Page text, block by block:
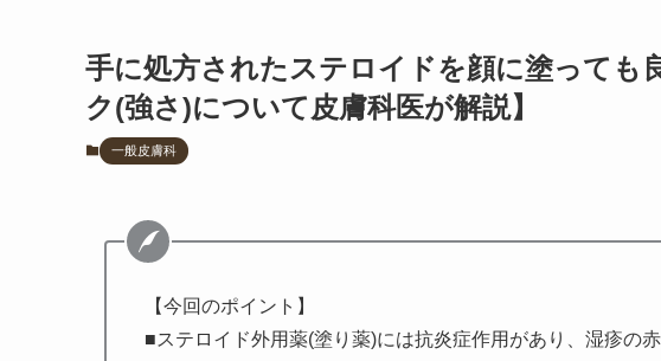
手に処方されたステロイドを顔に塗っても
ク(強さ)について皮膚科医が解説】
一般皮膚科
【今回のポイント】
■ステロイド外用薬(塗り薬)には抗炎症作用があり、湿疹の